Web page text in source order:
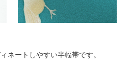
ネートしやすい半幅帯です。